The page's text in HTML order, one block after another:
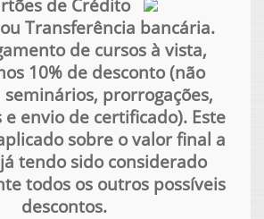
de Crédito
Transferência bancária.
de cursos à vista,
10% de desconto (não
seminários, prorrogações,
e envio de certificado). Este
sobre o valor final a
tendo sido considerado
todos os outros possíveis
descontos.